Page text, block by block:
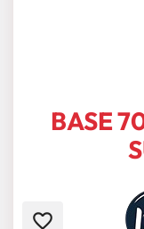
BASE
favorite_border